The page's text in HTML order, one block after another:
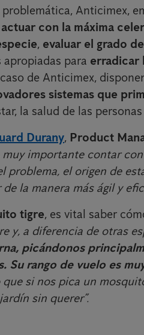
Anticimex,
actuar con la máxima
, evaluar el grado
apropiadas para erradicar
de Anticimex,
sistemas que
la salud de las
Durany, Product
importante contar
problema, el origen de
la manera más ágil y
tigre, es vital saber
y, a diferencia de otras
picándonos
Su rango de vuelo es
si nos pica un
sin querer”.